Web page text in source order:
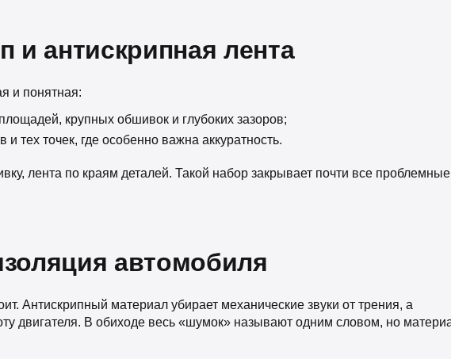
и антискрипная лента
и понятная:
крупных обшивок и глубоких зазоров;
тех точек, где особенно важна аккуратность.
лента по краям деталей. Такой набор закрывает почти все проблемные
автомобиля
Антискрипный материал убирает механические звуки от трения, а
двигателя. В обиходе весь «шумок» называют одним словом, но